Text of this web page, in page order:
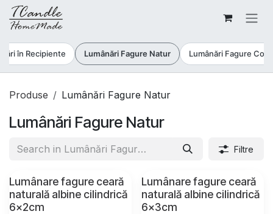
Sari la conținut
în Recipiente Lumânări Fagure Natur Lumânări Fagure
Produse Lumânări Fagure Natur
Lumânări Fagure Natur
Filtre
Lumânare fagure ceară
naturală albine cilindrică
6x2cm
Lumânare fagure ceară
naturală albine cilindrică
6x3cm